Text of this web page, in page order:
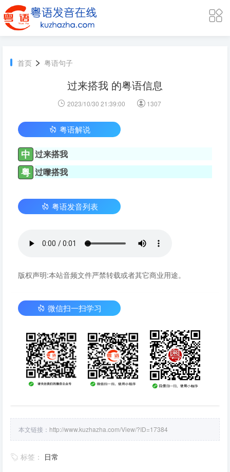
首页 > 粤语句子
过来搭我 的粤语信息
2023/10/30 21:39:00 1307
粤语解说
中 过来搭我
粤 过嚟搭我
粤语发音列表
版权声明:本站音频文件严禁转载或者其它商业用途。
微信扫一扫学习
本文链接： http://www.kuzhazha.com/View/?ID=17384
标签： 日常